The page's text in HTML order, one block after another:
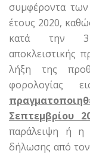
συμφέροντα
έτους 2020,
κατά την 31-
αποκλειστικής
λήξη της
φορολογίας
Σεπτεμβρίου
παράλειψη ή η
δήλωσης από τον